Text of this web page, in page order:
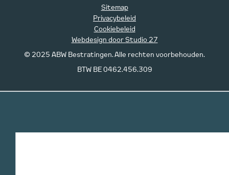
© 2025 ABW Bestratingen. Alle rechten voorbehouden.
BTW BE 0462.456.309
Sitemap
Privacybeleid
Cookiebeleid
Webdesign door Studio 27